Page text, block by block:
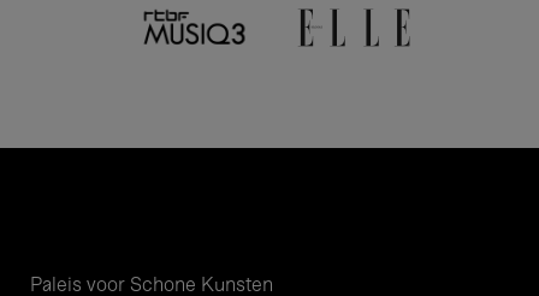
Paleis voor Schone Kunsten